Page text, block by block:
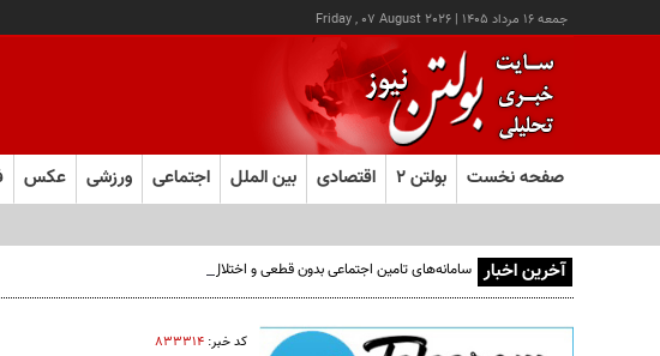
جمعه ۱۶ مرداد ۱۴۰۵ |
Friday , 07 August 2026
صفحه نخست بولتن ۲ اقتصادی بین الملل اجتماعی ورزشی عکس
آخرین اخبار سامانه‌های تامین اجتماعی بدون قطعی و اختلال در دسترس است
کد خبر: ۸۳۳۳۱۴